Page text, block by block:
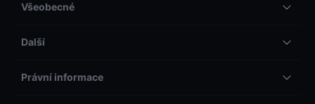
Všeobecné
Další
Právní informace